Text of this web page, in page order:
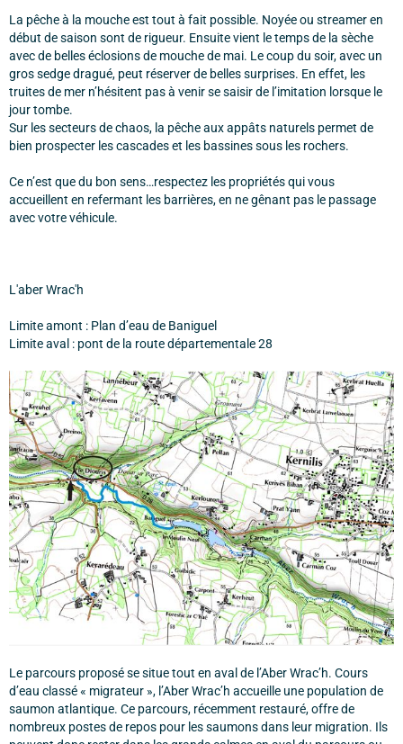
La pêche à la mouche est tout à fait possible. Noyée ou streamer en
début de saison sont de rigueur. Ensuite vient le temps de la sèche
avec de belles éclosions de mouche de mai. Le coup du soir, avec un
gros sedge dragué, peut réserver de belles surprises. En effet, les
truites de mer n’hésitent pas à venir se saisir de l’imitation lorsque le
jour tombe.
Sur les secteurs de chaos, la pêche aux appâts naturels permet de
bien prospecter les cascades et les bassines sous les rochers.
Ce n’est que du bon sens…respectez les propriétés qui vous
accueillent en refermant les barrières, en ne gênant pas le passage
avec votre véhicule.
L'aber Wrac'h
Limite amont : Plan d’eau de Baniguel
Limite aval : pont de la route départementale 28
Le parcours proposé se situe tout en aval de l’Aber Wrac’h. Cours
d’eau classé « migrateur », l’Aber Wrac’h accueille une population de
saumon atlantique. Ce parcours, récemment restauré, offre de
nombreux postes de repos pour les saumons dans leur migration. Ils